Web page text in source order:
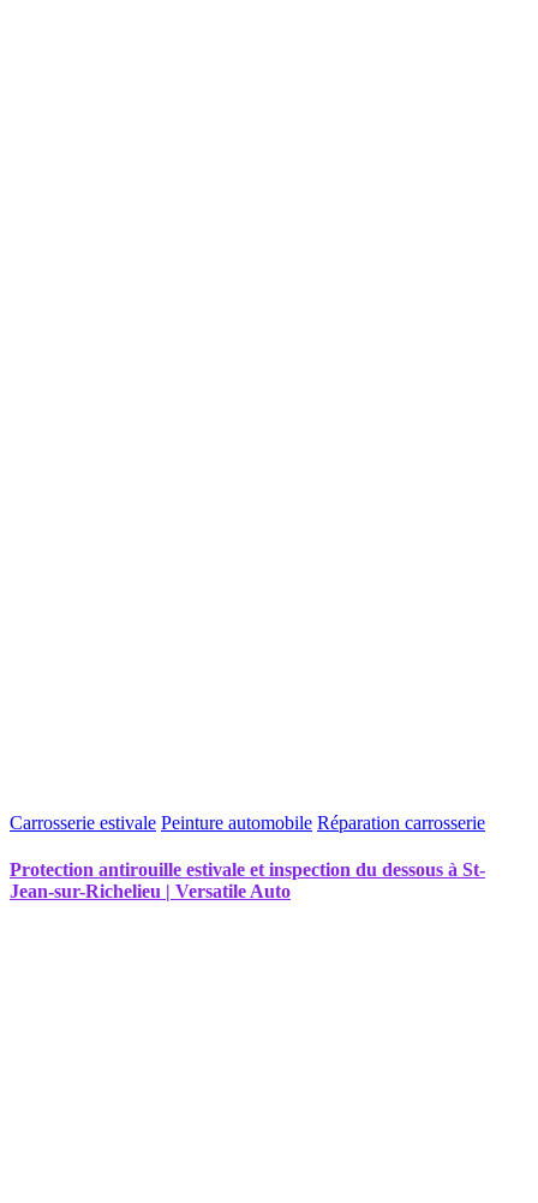
Carrosserie estivale Peinture automobile Réparation carrosserie
Protection antirouille estivale et inspection du dessous à St-
Jean-sur-Richelieu | Versatile Auto